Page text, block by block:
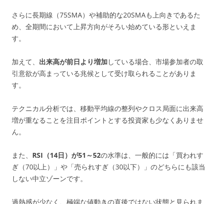
さらに長期線（75SMA）や補助的な20SMAも上向きであるた
め、全期間において上昇方向がそろい始めている形といえま
す。
加えて、 出来高が前日より増加 している場合、市場参加者の取
引意欲が高まっている兆候として受け取られることがありま
す。
テクニカル分析では、移動平均線の整列やクロス局面に出来高
増が重なることを注目ポイントとする投資家も少なくありませ
ん。
また、 RSI（14日）が51～52の水準は、一般的には「買われす
ぎ（70以上）」や「売られすぎ（30以下）」のどちらにも該当
しない中立ゾーンです。
過熱感が少なく、極端な値動きの直後ではない状態と見られま